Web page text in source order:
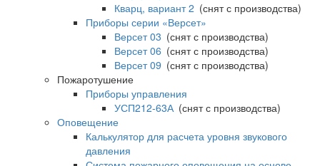
Кварц, вариант 2 (снят с производства)
Приборы серии «Версет»
Версет 03 (снят с производства)
Версет 06 (снят с производства)
Версет 09 (снят с производства)
Пожаротушение
Приборы управления
УСП212-63А(снят с производства)
Оповещение
Калькулятор для расчета уровня звукового
давления